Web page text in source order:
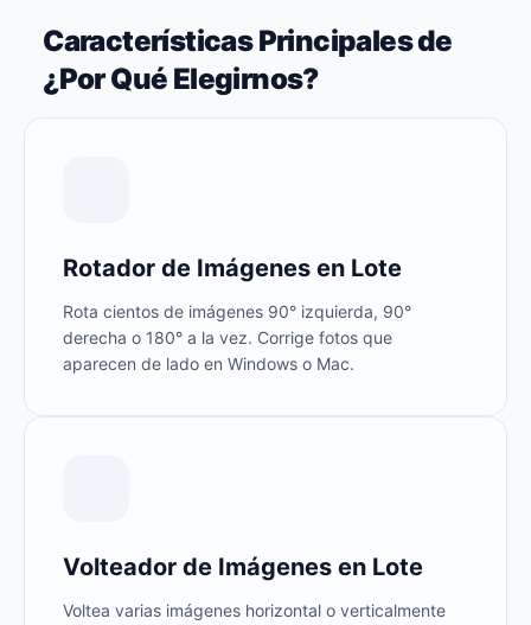
Características Principales de
¿Por Qué Elegirnos?
Rotador de Imágenes en Lote
Rota cientos de imágenes 90° izquierda, 90°
derecha o 180° a la vez. Corrige fotos que
aparecen de lado en Windows o Mac.
Volteador de Imágenes en Lote
Voltea varias imágenes horizontal o verticalmente